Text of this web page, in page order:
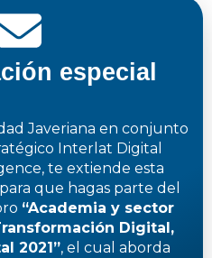
especial
Javeriana en conjunto
Interlat Digital
te extiende esta
que hagas parte del
“Academia y sector
Digital,
2021”, el cual aborda